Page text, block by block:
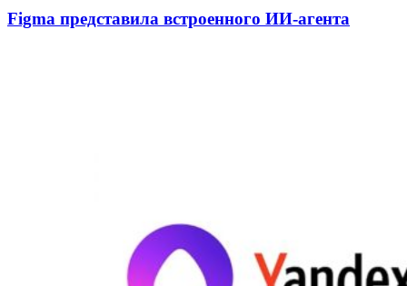
Figma представила встроенного ИИ-агента